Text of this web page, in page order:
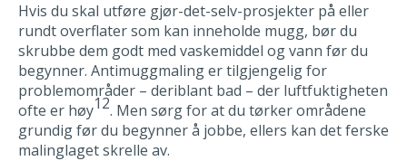
Hvis du skal utføre gjør-det-selv-prosjekter på eller
rundt overflater som kan inneholde mugg, bør du
skrubbe dem godt med vaskemiddel og vann før du
begynner. Antimuggmaling er tilgjengelig for
problemområder – deriblant bad – der luftfuktigheten
ofte er høy12. Men sørg for at du tørker områdene
grundig før du begynner å jobbe, ellers kan det ferske
malinglaget skrelle av.